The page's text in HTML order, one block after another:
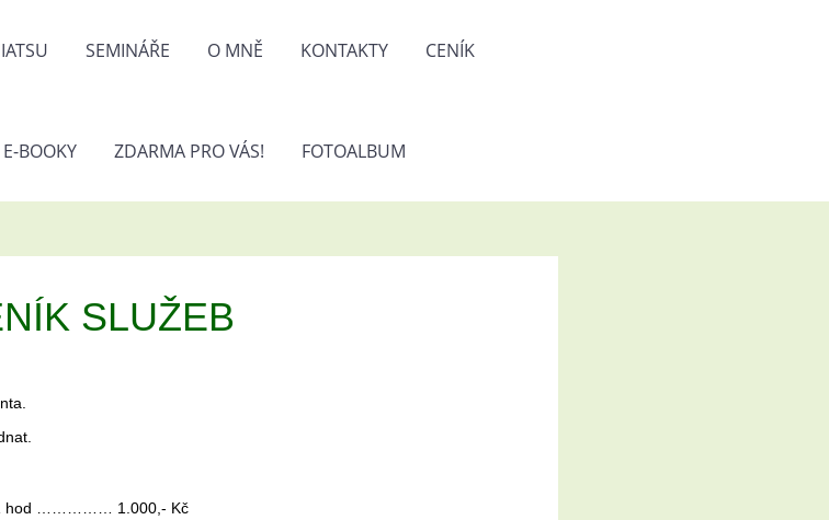
SEMINÁŘE O MNĚ KONTAKTY CENÍK
E-BOOKY ZDARMA PRO VÁS! FOTOALBUM
SLUŽEB
…………… 1.000,- Kč